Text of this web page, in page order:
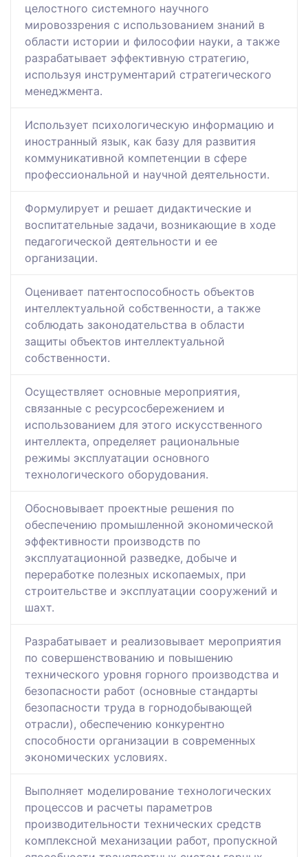
целостного системного научного
мировоззрения с использованием знаний в
области истории и философии науки, а также
разрабатывает эффективную стратегию,
используя инструментарий стратегического
менеджмента.
Использует психологическую информацию и
иностранный язык, как базу для развития
коммуникативной компетенции в сфере
профессиональной и научной деятельности.
Формулирует и решает дидактические и
воспитательные задачи, возникающие в ходе
педагогической деятельности и ее
организации.
Оценивает патентоспособность объектов
интеллектуальной собственности, а также
соблюдать законодательства в области
защиты объектов интеллектуальной
собственности.
Осуществляет основные мероприятия,
связанные с ресурсосбережением и
использованием для этого искусственного
интеллекта, определяет рациональные
режимы эксплуатации основного
технологического оборудования.
Обосновывает проектные решения по
обеспечению промышленной экономической
эффективности производств по
эксплуатационной разведке, добыче и
переработке полезных ископаемых, при
строительстве и эксплуатации сооружений и
шахт.
Разрабатывает и реализовывает мероприятия
по совершенствованию и повышению
технического уровня горного производства и
безопасности работ (основные стандарты
безопасности труда в горнодобывающей
отрасли), обеспечению конкурентно
способности организации в современных
экономических условиях.
Выполняет моделирование технологических
процессов и расчеты параметров
производительности технических средств
комплексной механизации работ, пропускной